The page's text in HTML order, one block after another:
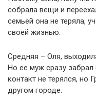
собрала вещи и
семьей она не теряла,
своей жизнью.
Средняя – Оля,
Но ее муж сразу забрал
контакт не терялся, но
другом городе.